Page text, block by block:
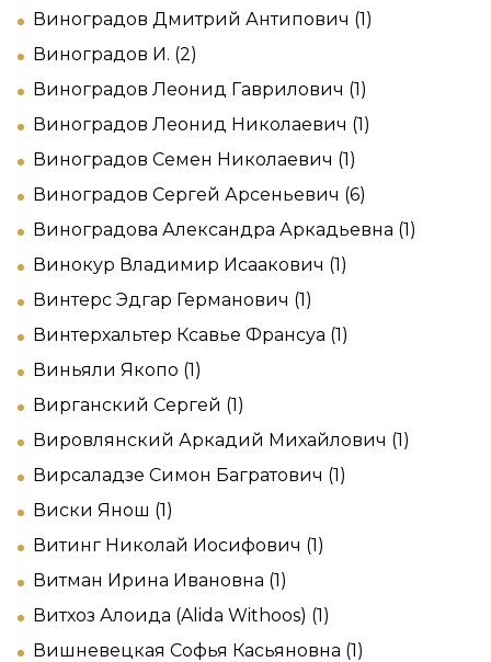
Виноградов Дмитрий Антипович (1)
Виноградов И. (2)
Виноградов Леонид Гаврилович (1)
Виноградов Леонид Николаевич (1)
Виноградов Семен Николаевич (1)
Виноградов Сергей Арсеньевич (6)
Виноградова Александра Аркадьевна (1)
Винокур Владимир Исаакович (1)
Винтерс Эдгар Германович (1)
Винтерхальтер Ксавье Франсуа (1)
Виньяли Якопо (1)
Вирганский Сергей (1)
Вировлянский Аркадий Михайлович (1)
Вирсаладзе Симон Багратович (1)
Виски Янош (1)
Витинг Николай Иосифович (1)
Витман Ирина Ивановна (1)
Витхоз Алоида (Alida Withoos) (1)
Вишневецкая Софья Касьяновна (1)